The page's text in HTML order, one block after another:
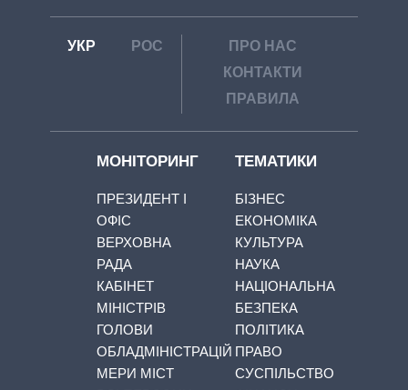
УКР РОС
ПРО НАС
КОНТАКТИ
ПРАВИЛА
МОНІТОРИНГ
ПРЕЗИДЕНТ І
ОФІС
ВЕРХОВНА
РАДА
КАБІНЕТ
МІНІСТРІВ
ГОЛОВИ
ОБЛАДМІНІСТРАЦІЙ
МЕРИ МІСТ
ТЕМАТИКИ
БІЗНЕС
ЕКОНОМІКА
КУЛЬТУРА
НАУКА
НАЦІОНАЛЬНА
БЕЗПЕКА
ПОЛІТИКА
ПРАВО
СУСПІЛЬСТВО